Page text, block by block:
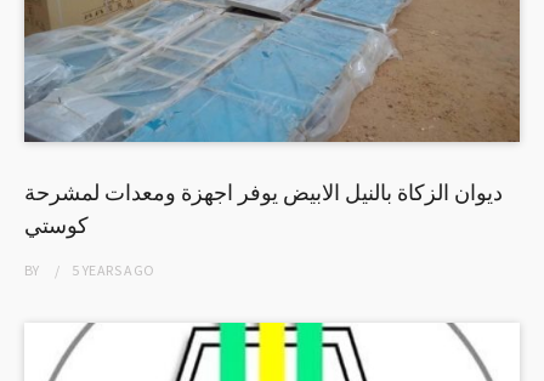
ديوان الزكاة بالنيل الابيض يوفر اجهزة ومعدات لمشرحة
كوستي
BY 5 YEARSAGO